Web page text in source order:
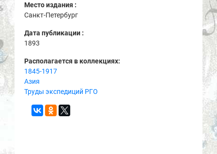
Место издания :
Санкт-Петербург
Дата публикации :
1893
Располагается в коллекциях:
1845-1917
Азия
Труды экспедиций РГО